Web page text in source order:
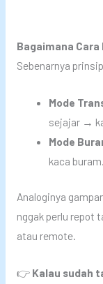
Bagaimana Cara
Sebenarnya
Mode
sejajar →
Mode
kaca buram.
Analoginya
nggak perlu repot
atau remote.
👉 Kalau sudah